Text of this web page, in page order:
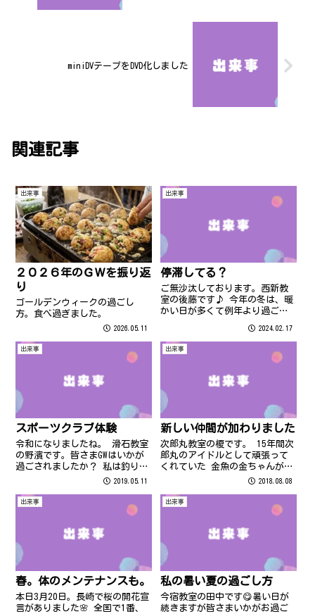
miniDVテープをDVD化しました
関連記事
出来事
２０２６年のＧＷを振り返
り
ゴールデンウィークの過ごし
方。食べ過ぎました。
2026.05.11
出来事
停滞してる？
ご無沙汰しております。西新教
室の後藤です♪ 今年の冬は、暖
かい日が多くて例年より過ごし
2024.02.17
出来事
スポーツクラブ体験
令和になりましたね。 滑石教室
の野濱です。皆さまGWはいかが
過ごされましたか？ 私は釣りに
行ったりBBQをしたりして過ごし
ただいたのでお休みのうちの１
日でスポーツクラブに行ってき
2019.05.11
出来事
新しい仲間が加わりました
次郎丸教室の榎です。 15年間次
郎丸のアイドルとして頑張って
くれていた 金魚の金ちゃんが7
月に亡くなってしまいまし2018.08.08
出来事
春。体のメンテナンスも。
本日3月20日。長崎で桜の開花宣
言がありました🌸 全国で1番、
出来事
私の暑い夏の過ごし方
今宿教室の田中です😋暑い日が
続きますが皆さまいかがお過ご